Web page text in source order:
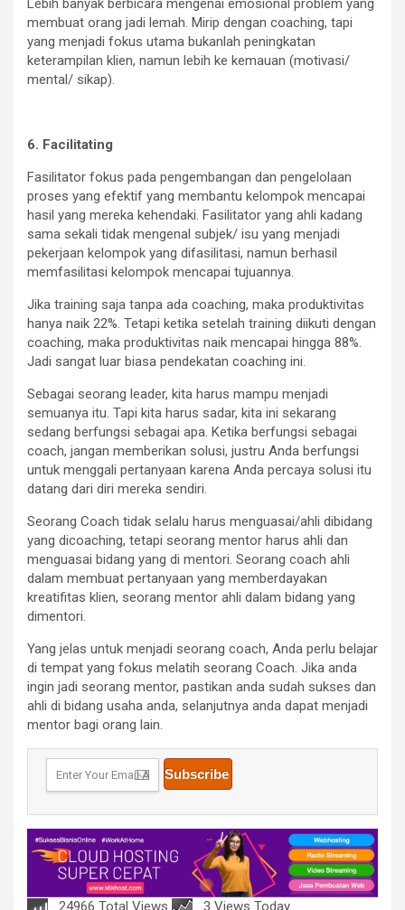
membuat orang jadi lemah. Mirip dengan coaching, tapi
yang menjadi fokus utama bukanlah peningkatan
keterampilan klien, namun lebih ke kemauan (motivasi/
mental/ sikap).
6. Facilitating
Fasilitator fokus pada pengembangan dan pengelolaan
proses yang efektif yang membantu kelompok mencapai
hasil yang mereka kehendaki. Fasilitator yang ahli kadang
sama sekali tidak mengenal subjek/ isu yang menjadi
pekerjaan kelompok yang difasilitasi, namun berhasil
memfasilitasi kelompok mencapai tujuannya.
Jika training saja tanpa ada coaching, maka produktivitas
hanya naik 22%. Tetapi ketika setelah training diikuti dengan
coaching, maka produktivitas naik mencapai hingga 88%.
Jadi sangat luar biasa pendekatan coaching ini.
Sebagai seorang leader, kita harus mampu menjadi
semuanya itu. Tapi kita harus sadar, kita ini sekarang
sedang berfungsi sebagai apa. Ketika berfungsi sebagai
coach, jangan memberikan solusi, justru Anda berfungsi
untuk menggali pertanyaan karena Anda percaya solusi itu
datang dari diri mereka sendiri.
Seorang Coach tidak selalu harus menguasai/ahli dibidang
yang dicoaching, tetapi seorang mentor harus ahli dan
menguasai bidang yang di mentori. Seorang coach ahli
dalam membuat pertanyaan yang memberdayakan
kreatifitas klien, seorang mentor ahli dalam bidang yang
dimentori.
Yang jelas untuk menjadi seorang coach, Anda perlu belajar
di tempat yang fokus melatih seorang Coach. Jika anda
ingin jadi seorang mentor, pastikan anda sudah sukses dan
ahli di bidang usaha anda, selanjutnya anda dapat menjadi
mentor bagi orang lain.
24966 Total Views 3 Views Today